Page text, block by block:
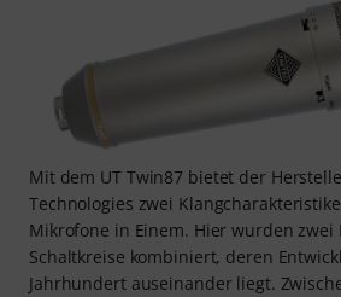
Mit dem UT Twin87 bietet der
Technologies zwei
Mikrofone in Einem. Hier wurden zwei
Schaltkreise kombiniert, deren
Jahrhundert auseinander liegt.